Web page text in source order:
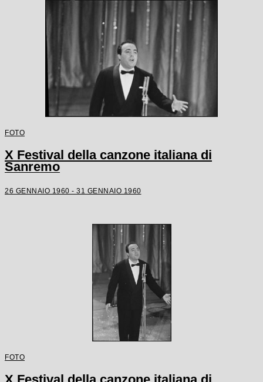
FOTO
X Festival della canzone italiana di
Sanremo
26 GENNAIO 1960 - 31 GENNAIO 1960
FOTO